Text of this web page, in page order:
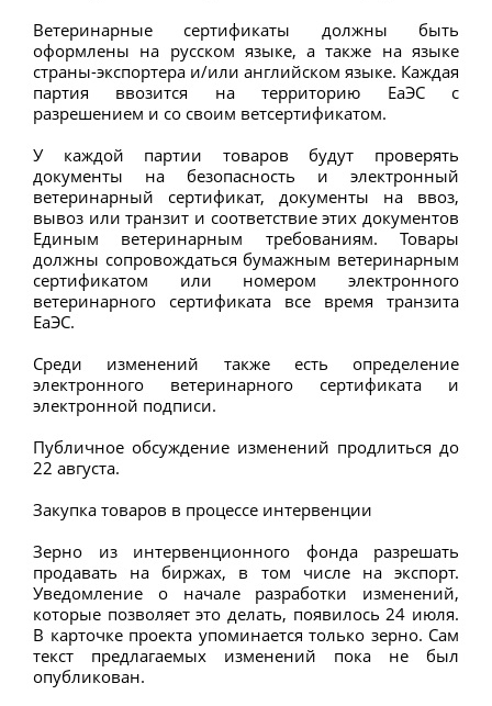
Ветеринарные сертификаты должны быть
оформлены на русском языке, а также на языке
страны-экспортера и/или английском языке. Каждая
партия ввозится на территорию ЕаЭС с
разрешением и со своим ветсертификатом.
У каждой партии товаров будут проверять
документы на безопасность и электронный
ветеринарный сертификат, документы на ввоз,
вывоз или транзит и соответствие этих документов
Единым ветеринарным требованиям. Товары
должны сопровождаться бумажным ветеринарным
сертификатом или номером электронного
ветеринарного сертификата все время транзита
ЕаЭС.
Среди изменений также есть определение
электронного ветеринарного сертификата и
электронной подписи.
Публичное обсуждение изменений продлиться до
22 августа.
Закупка товаров в процессе интервенции
Зерно из интервенционного фонда разрешать
продавать на биржах, в том числе на экспорт.
Уведомление о начале разработки изменений,
которые позволяет это делать, появилось 24 июля.
В карточке проекта упоминается только зерно. Сам
текст предлагаемых изменений пока не был
опубликован.